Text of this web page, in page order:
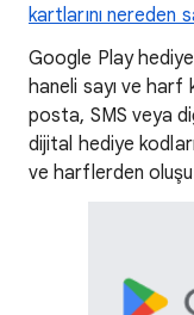
kartlarını nereden
Google Play hediye
haneli sayı ve harf
posta, SMS veya
dijital hediye
ve harflerden